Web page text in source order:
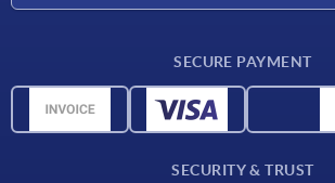
CAD data
SECURE PAYMENT
SECURITY & TRUST